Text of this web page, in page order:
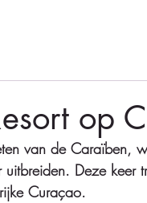
op
van de Caraïben,
Deze keer
Curaçao.